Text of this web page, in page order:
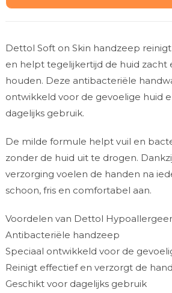
Dettol Soft on Skin handzeep
en helpt tegelijkertijd de huid zacht
houden. Deze antibacteriële
ontwikkeld voor de gevoelige huid
dagelijks gebruik.
De milde formule helpt vuil en
zonder de huid uit te drogen.
verzorging voelen de handen na
schoon, fris en comfortabel aan.
Voordelen van Dettol
Antibacteriële handzeep
Speciaal ontwikkeld voor de
Reinigt effectief en verzorgt de
Geschikt voor dagelijks gebruik